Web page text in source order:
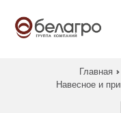
Главная
Навесное и